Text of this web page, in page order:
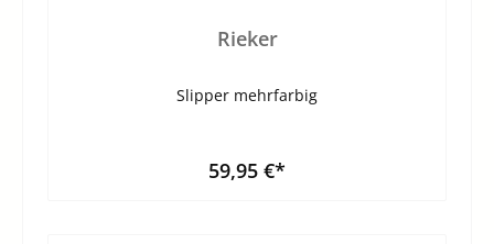
Rieker
Slipper mehrfarbig
59,95 €*